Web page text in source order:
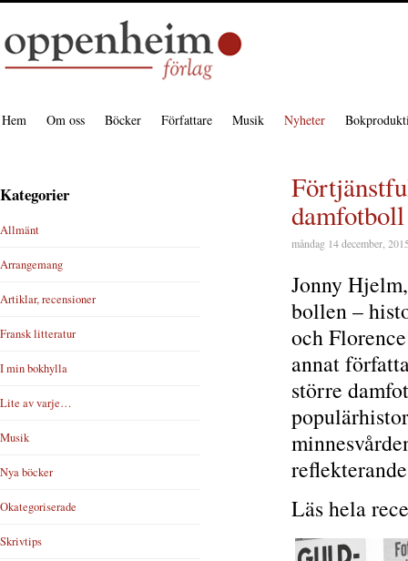
Hem Om oss Böcker Författare Musik Nyheter
damfotboll
måndag 14 december,
Jonny
bollen –
och
annat
större
Läs hela
Kategorier
Allmänt
Arrangemang
Artiklar, recensioner
Fransk litteratur
I min bokhylla
Lite av varje…
Musik
Nya böcker
Okategoriserade
Skrivtips